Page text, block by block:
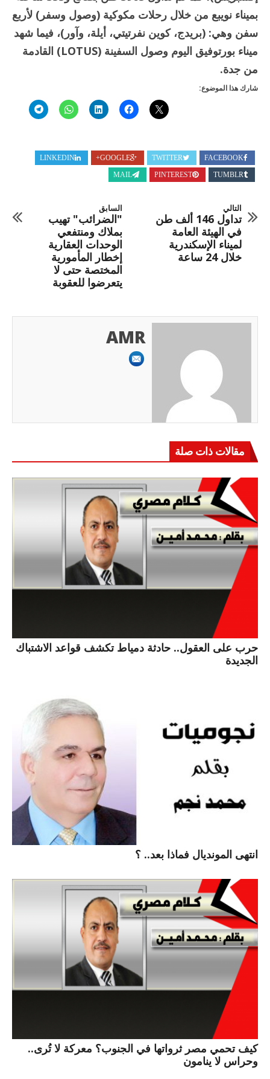
بميناء نويبع من خلال رحلات مكوكية (وصول وسفر) لأربع
سفن وهي: (بريدج، كوين نفرتيتي، أيلة، وآور)، فيما شهد
ميناء بورتوفيق اليوم وصول السفينة (LOTUS) القادمة
من جدة.
شارك هذا الموضوع:
FACEBOOK
TWITTER
GOOGLE+
LINKEDIN
TUMBLR
PINTEREST
MAIL
السابق
"الضرائب" تهيب
بملاك ومنتفعي
الوحدات العقارية
إخطار المأمورية
المختصة حتى لا
يتعرضوا للعقوبة
التالي
تداول 146 ألف طن
في الهيئة العامة
لميناء الإسكندرية
خلال 24 ساعة
AMR
مقالات ذات صلة
حرب على العقول.. حادثة دمياط تكشف قواعد الاشتباك
الجديدة
انتهى المونديال فماذا بعد.. ؟
كيف تحمي مصر ثرواتها في الجنوب؟ معركة لا تُرى..
وحراس لا ينامون